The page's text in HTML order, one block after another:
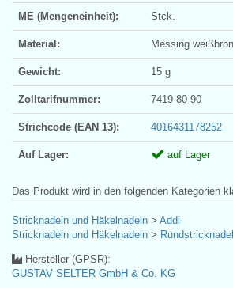
ME (Mengeneinheit): Stck.
Material: Messing
Gewicht: 15 g
Zolltarifnummer: 7419 80 90
Strichcode (EAN 13): 4016431178252
Auf Lager: auf Lager
Das Produkt wird in den folgenden Kategorien
Stricknadeln und Häkelnadeln > Addi
Stricknadeln und Häkelnadeln >
Hersteller (GPSR):
GUSTAV SELTER GmbH & Co. KG